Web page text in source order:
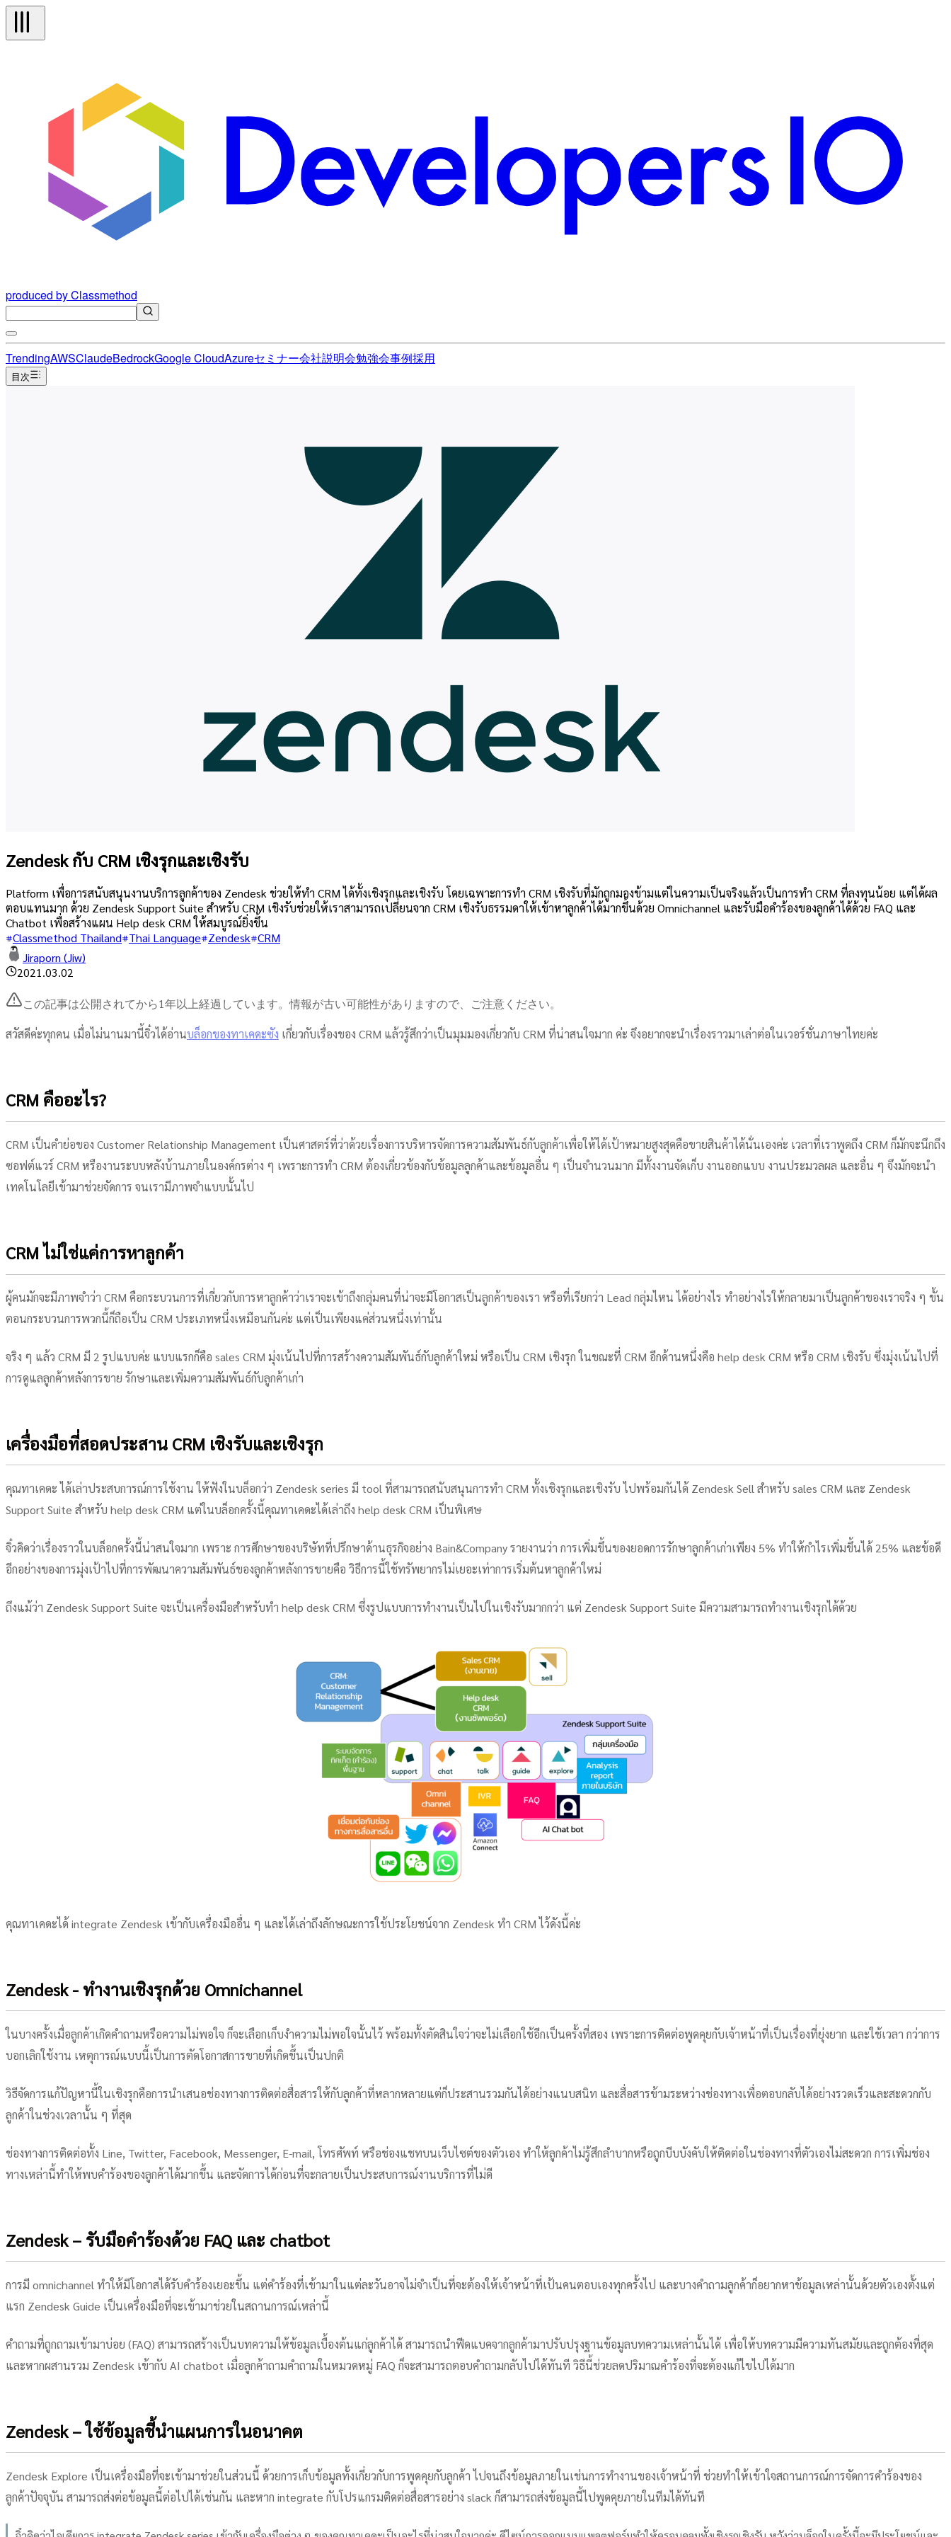
produced by Classmethod
TrendingAWSClaudeBedrockGoogle CloudAzureセミナー会社説明会勉強会事例採用
目次
Zendesk กับ CRM เชิงรุกและเชิงรับ
Platform เพื่อการสนับสนุนงานบริการลูกค้าของ Zendesk ช่วยให้ทำ CRM ได้ทั้งเชิงรุกและเชิงรับ โดยเฉพาะการทำ CRM เชิงรับที่มักถูกมองข้ามแต่ในความเป็นจริงแล้วเป็นการทำ CRM ที่ลงทุนน้อย แต่ได้ผล
ตอบแทนมาก ด้วย Zendesk Support Suite สำหรับ CRM เชิงรับช่วยให้เราสามารถเปลี่ยนจาก CRM เชิงรับธรรมดาให้เข้าหาลูกค้าได้มากขึ้นด้วย Omnichannel และรับมือคำร้องของลูกค้าได้ด้วย FAQ และ
Chatbot เพื่อสร้างแผน Help desk CRM ให้สมบูรณ์ยิ่งขึ้น
Classmethod Thailand Thai Language Zendesk CRM
Jiraporn (Jiw)
2021.03.02
この記事は公開されてから1年以上経過しています。情報が古い可能性がありますので、ご注意ください。
สวัสดีค่ะทุกคน เมื่อไม่นานมานี้จิ๋วได้อ่านบล็อกของทาเคดะซัง เกี่ยวกับเรื่องของ CRM แล้วรู้สึกว่าเป็นมุมมองเกี่ยวกับ CRM ที่น่าสนใจมาก ค่ะ จึงอยากจะนำเรื่องราวมาเล่าต่อในเวอร์ชั่นภาษาไทยค่ะ
CRM คืออะไร?
CRM เป็นคำย่อของ Customer Relationship Management เป็นศาสตร์ที่ว่าด้วยเรื่องการบริหารจัดการความสัมพันธ์กับลูกค้าเพื่อให้ได้เป้าหมายสูงสุดคือขายสินค้าได้นั่นเองค่ะ เวลาที่เราพูดถึง CRM ก็มักจะนึกถึง
ซอฟต์แวร์ CRM หรืองานระบบหลังบ้านภายในองค์กรต่าง ๆ เพราะการทำ CRM ต้องเกี่ยวข้องกับข้อมูลลูกค้าและข้อมูลอื่น ๆ เป็นจำนวนมาก มีทั้งงานจัดเก็บ งานออกแบบ งานประมวลผล และอื่น ๆ จึงมักจะนำ
เทคโนโลยีเข้ามาช่วยจัดการ จนเรามีภาพจำแบบนั้นไป
CRM ไม่ใช่แค่การหาลูกค้า
ผู้คนมักจะมีภาพจำว่า CRM คือกระบวนการที่เกี่ยวกับการหาลูกค้าว่าเราจะเข้าถึงกลุ่มคนที่น่าจะมีโอกาสเป็นลูกค้าของเรา หรือที่เรียกว่า Lead กลุ่มไหน ได้อย่างไร ทำอย่างไรให้กลายมาเป็นลูกค้าของเราจริง ๆ ขั้น
ตอนกระบวนการพวกนี้ก็ถือเป็น CRM ประเภทหนึ่งเหมือนกันค่ะ แต่เป็นเพียงแค่ส่วนหนึ่งเท่านั้น
จริง ๆ แล้ว CRM มี 2 รูปแบบค่ะ แบบแรกก็คือ sales CRM มุ่งเน้นไปที่การสร้างความสัมพันธ์กับลูกค้าใหม่ หรือเป็น CRM เชิงรุก ในขณะที่ CRM อีกด้านหนึ่งคือ help desk CRM หรือ CRM เชิงรับ ซึ่งมุ่งเน้นไปที่
การดูแลลูกค้าหลังการขาย รักษาและเพิ่มความสัมพันธ์กับลูกค้าเก่า
เครื่องมือที่สอดประสาน CRM เชิงรับและเชิงรุก
คุณทาเคดะ ได้เล่าประสบการณ์การใช้งาน ให้ฟังในบล็อกว่า Zendesk series มี tool ที่สามารถสนับสนุนการทำ CRM ทั้งเชิงรุกและเชิงรับ ไปพร้อมกันได้ Zendesk Sell สำหรับ sales CRM และ Zendesk
Support Suite สำหรับ help desk CRM แต่ในบล็อกครั้งนี้คุณทาเคดะได้เล่าถึง help desk CRM เป็นพิเศษ
จิ๋วคิดว่าเรื่องราวในบล็อกครั้งนี้น่าสนใจมาก เพราะ การศึกษาของบริษัทที่ปรึกษาด้านธุรกิจอย่าง Bain&Company รายงานว่า การเพิ่มขึ้นของยอดการรักษาลูกค้าเก่าเพียง 5% ทำให้กำไรเพิ่มขึ้นได้ 25% และข้อดี
อีกอย่างของการมุ่งเป้าไปที่การพัฒนาความสัมพันธ์ของลูกค้าหลังการขายคือ วิธีการนี้ใช้ทรัพยากรไม่เยอะเท่าการเริ่มต้นหาลูกค้าใหม่
ถึงแม้ว่า Zendesk Support Suite จะเป็นเครื่องมือสำหรับทำ help desk CRM ซึ่งรูปแบบการทำงานเป็นไปในเชิงรับมากกว่า แต่ Zendesk Support Suite มีความสามารถทำงานเชิงรุกได้ด้วย
คุณทาเคดะได้ integrate Zendesk เข้ากับเครื่องมืออื่น ๆ และได้เล่าถึงลักษณะการใช้ประโยชน์จาก Zendesk ทำ CRM ไว้ดังนี้ค่ะ
Zendesk - ทำงานเชิงรุกด้วย Omnichannel
ในบางครั้งเมื่อลูกค้าเกิดคำถามหรือความไม่พอใจ ก็จะเลือกเก็บงำความไม่พอใจนั้นไว้ พร้อมทั้งตัดสินใจว่าจะไม่เลือกใช้อีกเป็นครั้งที่สอง เพราะการติดต่อพูดคุยกับเจ้าหน้าที่เป็นเรื่องที่ยุ่งยาก และใช้เวลา กว่าการ
บอกเลิกใช้งาน เหตุการณ์แบบนี้เป็นการตัดโอกาสการขายที่เกิดขึ้นเป็นปกติ
วิธีจัดการแก้ปัญหานี้ในเชิงรุกคือการนำเสนอช่องทางการติดต่อสื่อสารให้กับลูกค้าที่หลากหลายแต่ก็ประสานรวมกันได้อย่างแนบสนิท และสื่อสารข้ามระหว่างช่องทางเพื่อตอบกลับได้อย่างรวดเร็วและสะดวกกับ
ลูกค้าในช่วงเวลานั้น ๆ ที่สุด
ช่องทางการติดต่อทั้ง Line, Twitter, Facebook, Messenger, E-mail, โทรศัพท์ หรือช่องแชทบนเว็บไซต์ของตัวเอง ทำให้ลูกค้าไม่รู้สึกลำบากหรือถูกบีบบังคับให้ติดต่อในช่องทางที่ตัวเองไม่สะดวก การเพิ่มช่อง
ทางเหล่านี้ทำให้พบคำร้องของลูกค้าได้มากขึ้น และจัดการได้ก่อนที่จะกลายเป็นประสบการณ์งานบริการที่ไม่ดี
Zendesk – รับมือคำร้องด้วย FAQ และ chatbot
การมี omnichannel ทำให้มีโอกาสได้รับคำร้องเยอะขึ้น แต่คำร้องที่เข้ามาในแต่ละวันอาจไม่จำเป็นที่จะต้องให้เจ้าหน้าที่เป้นคนตอบเองทุกครั้งไป และบางคำถามลูกค้าก็อยากหาข้อมูลเหล่านั้นด้วยตัวเองตั้งแต่
แรก Zendesk Guide เป็นเครื่องมือที่จะเข้ามาช่วยในสถานการณ์เหล่านี้
คำถามที่ถูกถามเข้ามาบ่อย (FAQ) สามารถสร้างเป็นบทความให้ข้อมูลเบื้องต้นแก่ลูกค้าได้ สามารถนำฟีดแบคจากลูกค้ามาปรับปรุงฐานข้อมูลบทความเหล่านั้นได้ เพื่อให้บทความมีความทันสมัยและถูกต้องที่สุด
และหากผสานรวม Zendesk เข้ากับ AI chatbot เมื่อลูกค้าถามคำถามในหมวดหมู่ FAQ ก็จะสามารถตอบคำถามกลับไปได้ทันที วิธีนี้ช่วยลดปริมาณคำร้องที่จะต้องแก้ไขไปได้มาก
Zendesk – ใช้ข้อมูลชี้นำแผนการในอนาคต
Zendesk Explore เป็นเครื่องมือที่จะเข้ามาช่วยในส่วนนี้ ด้วยการเก็บข้อมูลทั้งเกี่ยวกับการพูดคุยกับลูกค้า ไปจนถึงข้อมูลภายในเช่นการทำงานของเจ้าหน้าที่ ช่วยทำให้เข้าใจสถานการณ์การจัดการคำร้องของ
ลูกค้าปัจจุบัน สามารถส่งต่อข้อมูลนี้ต่อไปได้เช่นกัน และหาก integrate กับโปรแกรมติดต่อสื่อสารอย่าง slack ก็สามารถส่งข้อมูลนี้ไปพูดคุยภายในทีมได้ทันที